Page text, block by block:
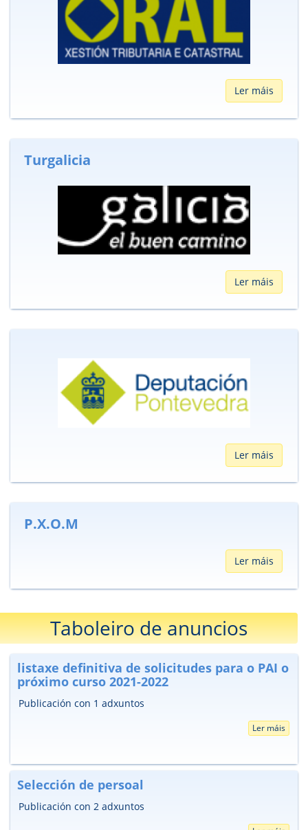
Ler máis
Turgalicia
Ler máis
Ler máis
P.X.O.M
Ler máis
Taboleiro de anuncios
listaxe definitiva de solicitudes para o PAI o
próximo curso 2021-2022
Publicación con 1 adxuntos
Ler máis
Selección de persoal
Publicación con 2 adxuntos